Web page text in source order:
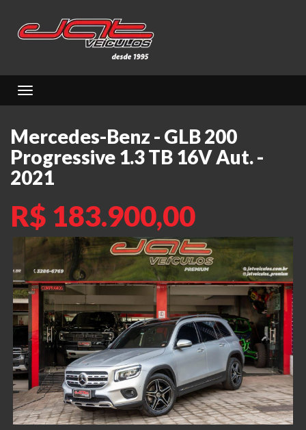
Toggle navigation
Mercedes-Benz - GLB 200
Progressive 1.3 TB 16V Aut. -
2021
R$ 183.900,00